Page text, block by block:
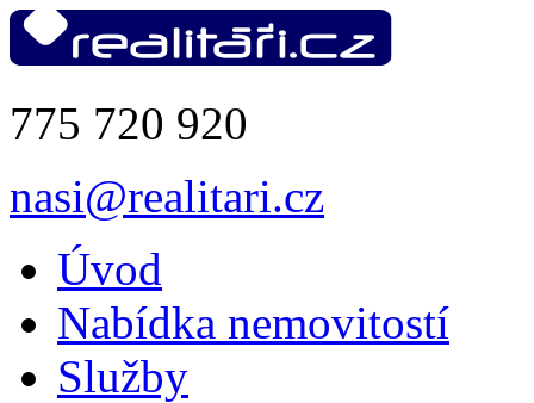
775 720 920
nasi@realitari.cz
Úvod
Nabídka nemovitostí
Služby